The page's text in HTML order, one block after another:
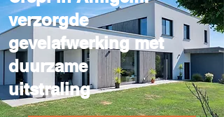
verzorgde
gevelafwerking met
duurzame
uitstraling